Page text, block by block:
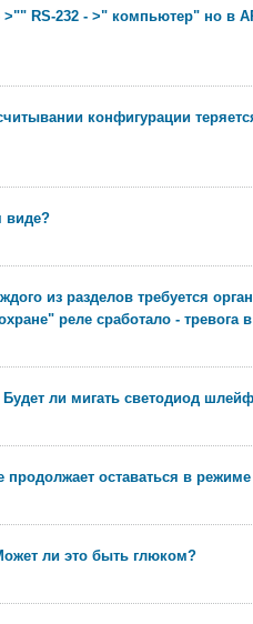
RS-232 - >" компьютер" но в
конфигурации
виде?
из разделов требуется
реле сработало - тревога
ли мигать светодиод
оставаться в режиме
ли это быть глюком?